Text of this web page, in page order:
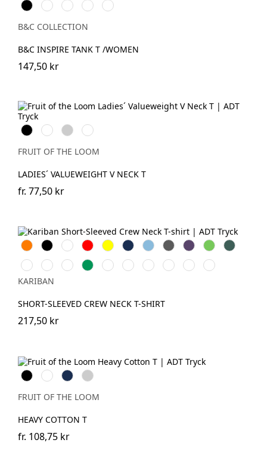
BlackWhiteCobalt
Blue
Sport
Grey
Fire
Red
B&C COLLECTION
B&C INSPIRE TANK T /WOMEN
147,50 kr
BlackWhiteHeather
Grey
Deep
Navy
FRUIT OF THE LOOM
LADIES´ VALUEWEIGHT V NECK T
fr. 77,50 kr
Orange
Svart Vit Röd Gul Navy Sky
Blue
Dark
Grey
PurpleLime
Forest
Green
Ash
grey
ChocolateFuchsia
Kelly
Green
Dark
Khaki
Oxford
Grey
Light
Royal
Wine Light
Sand
Tropical
Blue
KARIBAN
SHORT-SLEEVED CREW NECK T-SHIRT
217,50 kr
BlackWhiteNavy Heather
Grey
FRUIT OF THE LOOM
HEAVY COTTON T
fr. 108,75 kr